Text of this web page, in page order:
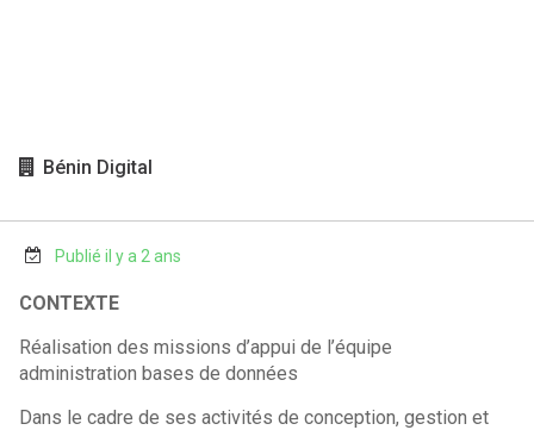
Bénin Digital
Publié il y a 2 ans
CONTEXTE
Réalisation des missions d’appui de l’équipe
administration bases de données
Dans le cadre de ses activités de conception, gestion et